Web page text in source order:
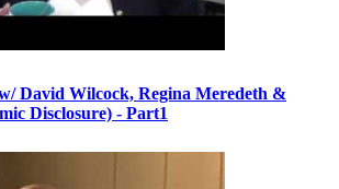
David Wilcock, Regina Meredeth &
Disclosure) - Part1